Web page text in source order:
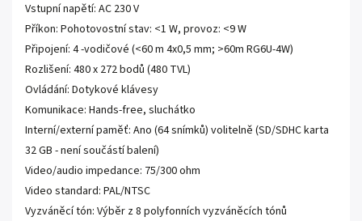
Vstupní napětí: AC 230 V
Příkon: Pohotovostní stav: <1 W, provoz: <9 W
Připojení: 4 -vodičové (<60 m 4x0,5 mm; >60m RG6U-4W)
Rozlišení: 480 x 272 bodů (480 TVL)
Ovládání: Dotykové klávesy
Komunikace: Hands-free, sluchátko
Interní/externí paměť: Ano (64 snímků) volitelně (SD/SDHC karta
32 GB - není součástí balení)
Video/audio impedance: 75/300 ohm
Video standard: PAL/NTSC
Vyzváněcí tón: Výběr z 8 polyfonních vyzváněcích tónů